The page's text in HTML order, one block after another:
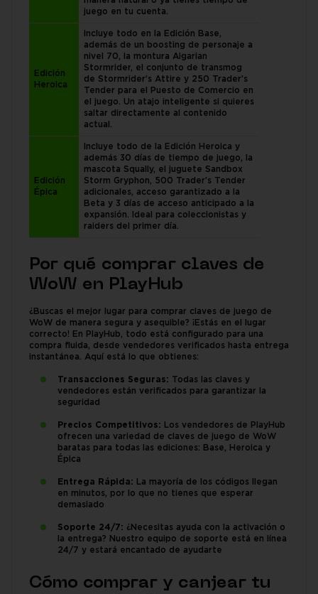
juego en tu cuenta.
Edición
Heroica
Incluye todo en la Edición Base,
además de un boosting de personaje a
nivel 70, la montura Algarian
Stormrider, el conjunto de transmog
de Stormrider’s Attire y 250 Trader’s
Tender para el Puesto de Comercio en
el juego. Un atajo inteligente si quieres
saltar directamente al contenido
actual.
Edición
Épica
Incluye todo de la Edición Heroica y
además 30 días de tiempo de juego, la
mascota Squally, el juguete Sandbox
Storm Gryphon, 500 Trader’s Tender
adicionales, acceso garantizado a la
Beta y 3 días de acceso anticipado a la
expansión. Ideal para coleccionistas y
raiders del primer día.
Por qué comprar claves de
WoW en PlayHub
¿Buscas el mejor lugar para comprar claves de juego de
WoW de manera segura y asequible? ¡Estás en el lugar
correcto! En PlayHub, todo está configurado para una
compra fluida, desde vendedores verificados hasta entrega
instantánea. Aquí está lo que obtienes:
Transacciones Seguras: Todas las claves y
vendedores están verificados para garantizar la
seguridad
Precios Competitivos: Los vendedores de PlayHub
ofrecen una variedad de claves de juego de WoW
baratas para todas las ediciones: Base, Heroica y
Épica
Entrega Rápida: La mayoría de los códigos llegan
en minutos, por lo que no tienes que esperar
demasiado
Soporte 24/7: ¿Necesitas ayuda con la activación o
la entrega? Nuestro equipo de soporte está en línea
24/7 y estará encantado de ayudarte
Cómo comprar y canjear tu